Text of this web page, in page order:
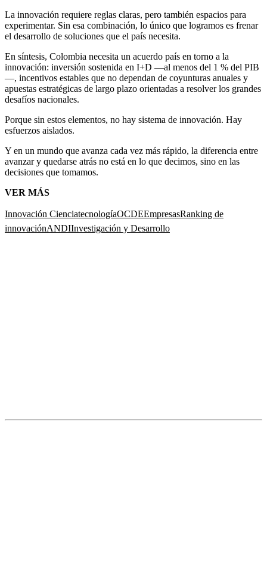
La innovación requiere reglas claras, pero también espacios para
experimentar. Sin esa combinación, lo único que logramos es frenar
el desarrollo de soluciones que el país necesita.
En síntesis, Colombia necesita un acuerdo país en torno a la
innovación: inversión sostenida en I+D —al menos del 1 % del PIB
—, incentivos estables que no dependan de coyunturas anuales y
apuestas estratégicas de largo plazo orientadas a resolver los grandes
desafíos nacionales.
Porque sin estos elementos, no hay sistema de innovación. Hay
esfuerzos aislados.
Y en un mundo que avanza cada vez más rápido, la diferencia entre
avanzar y quedarse atrás no está en lo que decimos, sino en las
decisiones que tomamos.
VER MÁS
Innovación CienciatecnologíaOCDEEmpresasRanking de
innovaciónANDIInvestigación y Desarrollo